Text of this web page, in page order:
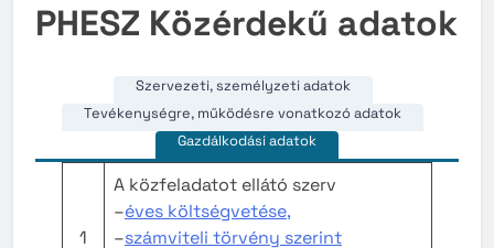
PHESZ Közérdekű adatok
Szervezeti, személyzeti adatok
Tevékenységre, működésre vonatkozó adatok
Gazdálkodási adatok
1
A közfeladatot ellátó szerv
–éves költségvetése,
–számviteli törvény szerint